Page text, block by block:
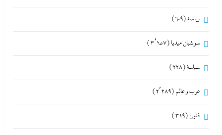
رياضة(609)
سوشيال ميديا (3٬657)
سياسة(228)
عرب و عالم (2٬289)
فنون (319)